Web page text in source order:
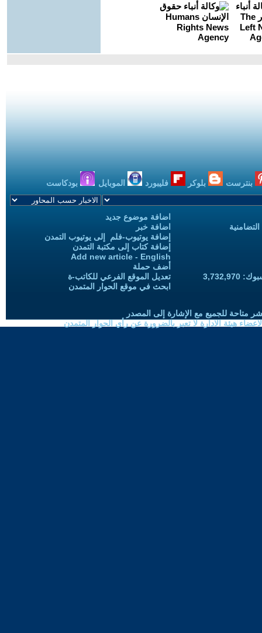
بنترست بلوكر فليبورد الموبايل بودكاست
اضافة موضوع جديد
اضافة خبر
إضافة يوتيوب-فلم إلى يوتيوب التمدن
إضافة كتاب إلى مكتبة التمدن
Add new article - English
أضف حملة
تعديل الموقع الفرعي للكاتب-ة
ابحث في موقع الحوار المتمدن
متاحة للجميع مع الإشارة إلى المصدر
هيئة الادارة لا تعبر بالضرورة عن رأي الحوار المتمدن